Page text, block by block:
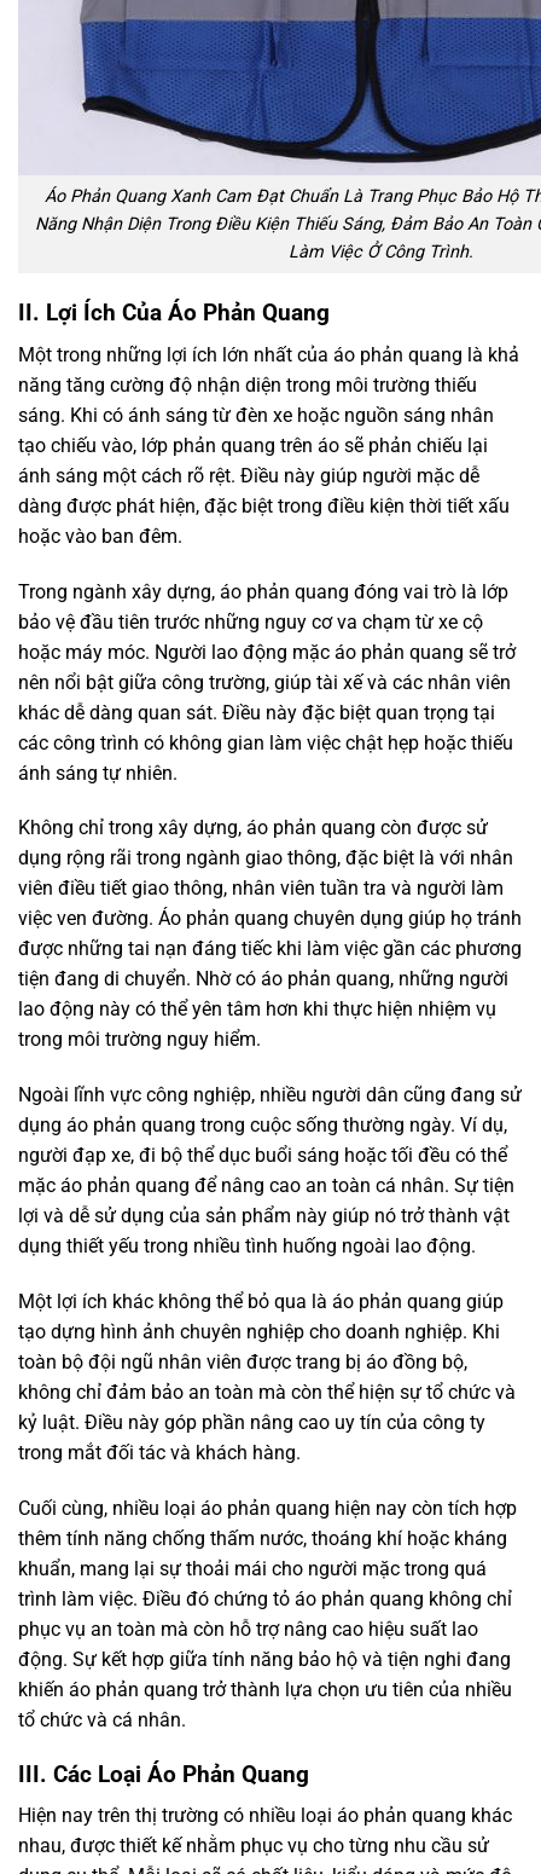
Áo Phản Quang Xanh Cam Đạt Chuẩn Là Trang Phục Bảo Hộ
Năng Nhận Diện Trong Điều Kiện Thiếu Sáng, Đảm Bảo An Toàn
Làm Việc Ở Công Trình.
II. Lợi Ích Của Áo Phản Quang
Một trong những lợi ích lớn nhất của áo phản quang là khả
năng tăng cường độ nhận diện trong môi trường thiếu
sáng. Khi có ánh sáng từ đèn xe hoặc nguồn sáng nhân
tạo chiếu vào, lớp phản quang trên áo sẽ phản chiếu lại
ánh sáng một cách rõ rệt. Điều này giúp người mặc dễ
dàng được phát hiện, đặc biệt trong điều kiện thời tiết xấu
hoặc vào ban đêm.
Trong ngành xây dựng, áo phản quang đóng vai trò là lớp
bảo vệ đầu tiên trước những nguy cơ va chạm từ xe cộ
hoặc máy móc. Người lao động mặc áo phản quang sẽ trở
nên nổi bật giữa công trường, giúp tài xế và các nhân viên
khác dễ dàng quan sát. Điều này đặc biệt quan trọng tại
các công trình có không gian làm việc chật hẹp hoặc thiếu
ánh sáng tự nhiên.
Không chỉ trong xây dựng, áo phản quang còn được sử
dụng rộng rãi trong ngành giao thông, đặc biệt là với nhân
viên điều tiết giao thông, nhân viên tuần tra và người làm
việc ven đường. Áo phản quang chuyên dụng giúp họ tránh
được những tai nạn đáng tiếc khi làm việc gần các phương
tiện đang di chuyển. Nhờ có áo phản quang, những người
lao động này có thể yên tâm hơn khi thực hiện nhiệm vụ
trong môi trường nguy hiểm.
Ngoài lĩnh vực công nghiệp, nhiều người dân cũng đang sử
dụng áo phản quang trong cuộc sống thường ngày. Ví dụ,
người đạp xe, đi bộ thể dục buổi sáng hoặc tối đều có thể
mặc áo phản quang để nâng cao an toàn cá nhân. Sự tiện
lợi và dễ sử dụng của sản phẩm này giúp nó trở thành vật
dụng thiết yếu trong nhiều tình huống ngoài lao động.
Một lợi ích khác không thể bỏ qua là áo phản quang giúp
tạo dựng hình ảnh chuyên nghiệp cho doanh nghiệp. Khi
toàn bộ đội ngũ nhân viên được trang bị áo đồng bộ,
không chỉ đảm bảo an toàn mà còn thể hiện sự tổ chức và
kỷ luật. Điều này góp phần nâng cao uy tín của công ty
trong mắt đối tác và khách hàng.
Cuối cùng, nhiều loại áo phản quang hiện nay còn tích hợp
thêm tính năng chống thấm nước, thoáng khí hoặc kháng
khuẩn, mang lại sự thoải mái cho người mặc trong quá
trình làm việc. Điều đó chứng tỏ áo phản quang không chỉ
phục vụ an toàn mà còn hỗ trợ nâng cao hiệu suất lao
động. Sự kết hợp giữa tính năng bảo hộ và tiện nghi đang
khiến áo phản quang trở thành lựa chọn ưu tiên của nhiều
tổ chức và cá nhân.
III. Các Loại Áo Phản Quang
Hiện nay trên thị trường có nhiều loại áo phản quang khác
nhau, được thiết kế nhằm phục vụ cho từng nhu cầu sử